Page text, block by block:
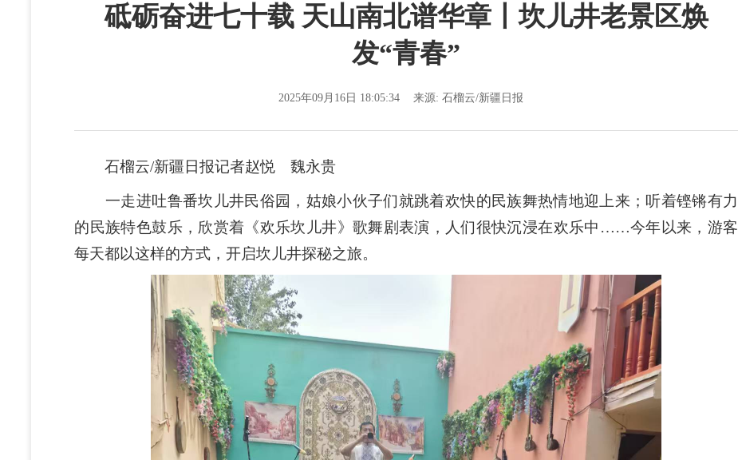
砥砺奋进七十载 天山南北谱华章丨坎儿井老景区焕
发“青春”
2025年09月16日 18:05:34 来源:石榴云/新疆日报
石榴云/新疆日报记者赵悦 魏永贵
一走进吐鲁番坎儿井民俗园，姑娘小伙子们就跳着欢快的民族舞热情地迎上来；听着铿锵有力
的民族特色鼓乐，欣赏着《欢乐坎儿井》歌舞剧表演，人们很快沉浸在欢乐中……今年以来，游客
每天都以这样的方式，开启坎儿井探秘之旅。